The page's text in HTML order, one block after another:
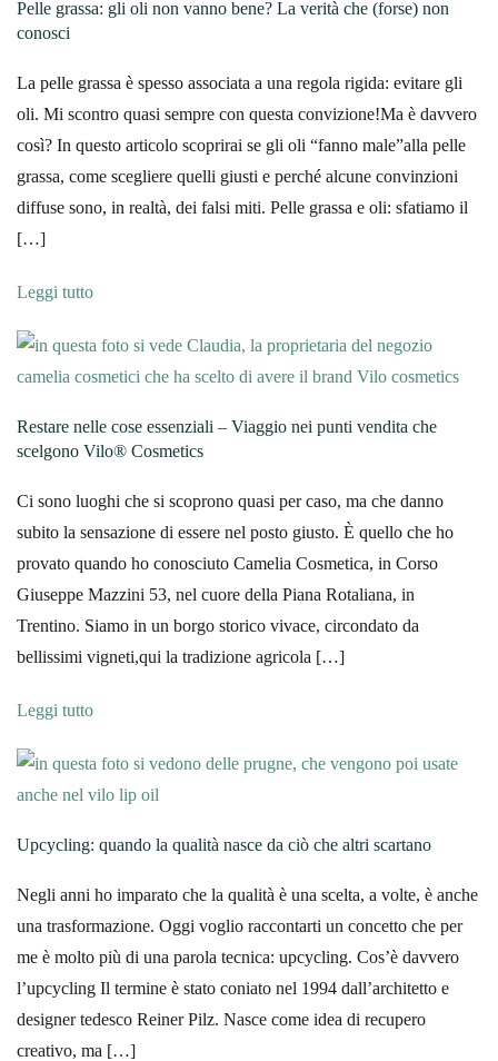
Pelle grassa: gli oli non vanno bene? La verità che (forse) non
conosci
La pelle grassa è spesso associata a una regola rigida: evitare gli
oli. Mi scontro quasi sempre con questa convizione!Ma è davvero
così? In questo articolo scoprirai se gli oli “fanno male”alla pelle
grassa, come scegliere quelli giusti e perché alcune convinzioni
diffuse sono, in realtà, dei falsi miti. Pelle grassa e oli: sfatiamo il
[…]
Leggi tutto
Restare nelle cose essenziali – Viaggio nei punti vendita che
scelgono Vilo® Cosmetics
Ci sono luoghi che si scoprono quasi per caso, ma che danno
subito la sensazione di essere nel posto giusto. È quello che ho
provato quando ho conosciuto Camelia Cosmetica, in Corso
Giuseppe Mazzini 53, nel cuore della Piana Rotaliana, in
Trentino. Siamo in un borgo storico vivace, circondato da
bellissimi vigneti,qui la tradizione agricola […]
Leggi tutto
Upcycling: quando la qualità nasce da ciò che altri scartano
Negli anni ho imparato che la qualità è una scelta, a volte, è anche
una trasformazione. Oggi voglio raccontarti un concetto che per
me è molto più di una parola tecnica: upcycling. Cos’è davvero
l’upcycling Il termine è stato coniato nel 1994 dall’architetto e
designer tedesco Reiner Pilz. Nasce come idea di recupero
creativo, ma […]